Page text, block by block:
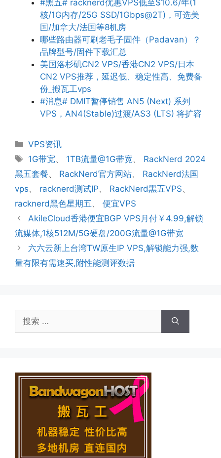
#黑五# racknerd优惠VPS低至$10.6/年(1
核/1G内存/25G SSD/1Gbps@2T)，可选美
国/加拿大/法国等8机房
哪些路由器可刷老毛子固件（Padavan）？
品牌型号/固件下载汇总
美国洛杉矶CN2 VPS/香港CN2 VPS/日本
CN2 VPS推荐，延迟低、稳定性高、免费备
份_搬瓦工vps
#消息# DMIT暂停销售 AN5 (Next) 系列
VPS，AN4(Stable)过渡/AS3 (LTS) 将扩容
分
类
VPS资讯
标
签
1G带宽、 1TB流量@1G带宽、 RackNerd 2024
黑五套餐、 RackNerd官方网站、 RackNerd法国
vps、 racknerd测试IP、 RackNerd黑五VPS、
racknerd黑色星期五、 便宜VPS
AkileCloud香港便宜BGP VPS月付￥4.99,解锁
流媒体,1核512M/5G硬盘/200G流量@1G带宽
六六云新上台湾TW原生IP VPS,解锁能力强,数
量有限有需速买,附性能测评数据
索：